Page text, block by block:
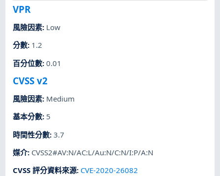
VPR
風險因素: Low
分數: 1.2
百分位數:0.01
CVSS v2
風險因素: Medium
基本分數: 5
時間性分數:3.7
媒介: CVSS2#AV:N/AC:L/Au:N/C:N/I:P/A:N
CVSS 評分資料來源: CVE-2020-26082